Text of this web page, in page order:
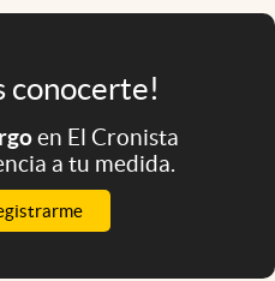
conocerte!
en El Cronista
a tu medida.